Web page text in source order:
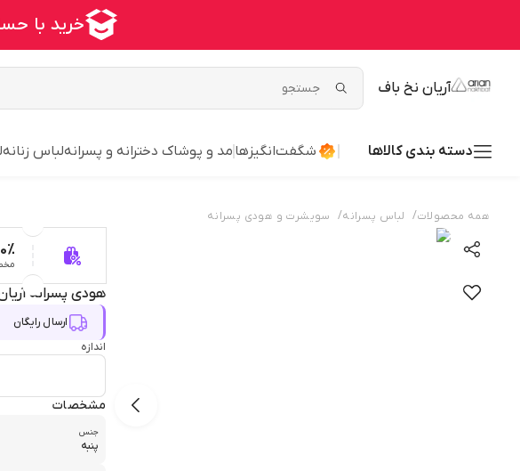
آریان نخ باف
دسته بندی کالاها شگفت‌انگیزها مد و پوشاک دخترانه و پسرانهلباس زنانه
همه محصولات/ لباس پسرانه/ سویشرت و هودی پسرانه
هودی پسرانه آریان
ارسال رایگان
اندازه
مشخصات
جنس
پنبه